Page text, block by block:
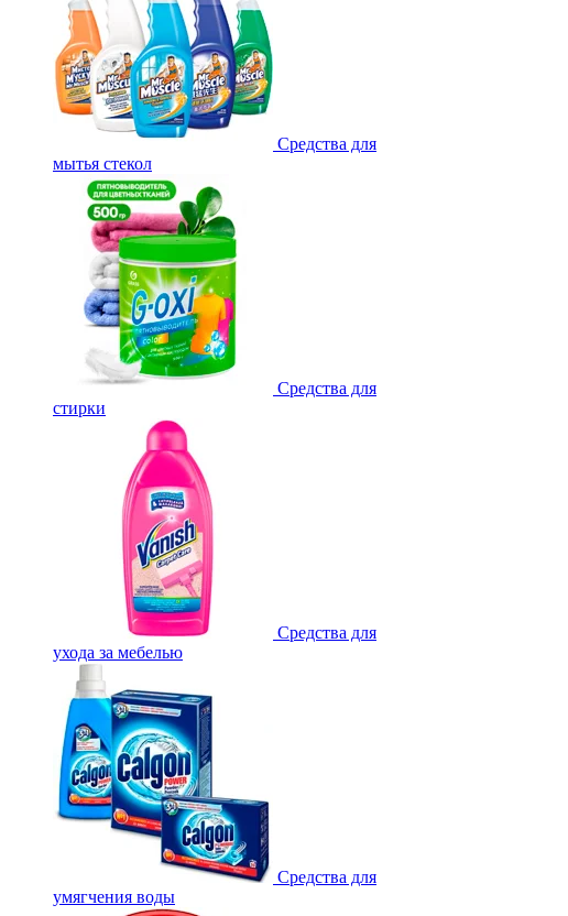
Средства для
мытья стекол
Средства для
стирки
Средства для
ухода за мебелью
Средства для
умягчения воды